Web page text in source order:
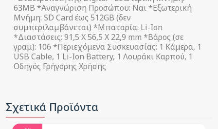
63ΜΒ *Αναγνώριση Προσώπου: Ναι *Εξωτερική
Μνήμη: SD Card έως 512GΒ (δεν
συμπεριλαμβάνεται) *Μπαταρία: Li-Ion
*Διαστάσεις: 91,5 X 56,5 X 22,9 mm *Βάρος (σε
γραμ): 106 *Περιεχόμενα Συσκευασίας: 1 Κάμερα, 1
USB Cable, 1 Li-Ion Battery, 1 Λουράκι Καρπού, 1
Οδηγός Γρήγορης Χρήσης
Σχετικά Προϊόντα